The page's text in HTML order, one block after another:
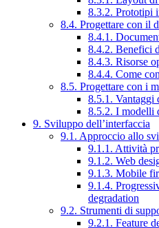
8.3.2. Prototipi
8.4. Progettare con il
8.4.1.
8.4.2. Benefici
8.4.3. Risorse
8.4.4. Come
8.5. Progettare con i
8.5.1. Vantaggi
8.5.2. I modelli
9. Sviluppo dell’interfaccia
9.1. Approccio allo
9.1.1. Attività
9.1.2. Web
9.1.3. Mobile
9.1.4.
degradation
9.2. Strumenti di
9.2.1. Feature